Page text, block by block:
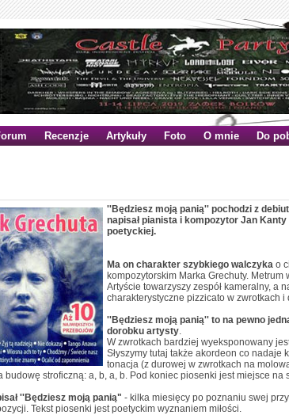
Recenzje Artykuły Foto O mnie Do
''Będziesz moją panią'' pochodzi z
napisał pianista i kompozytor Jan
poetyckiej.
Ma on charakter szybkiego walczyka o
kompozytorskim Marka Grechuty.
Artyście towarzyszy zespół kameralny, a
charakterystyczne pizzicato w zwrotkach
''Będziesz moją panią'' to na pewno
dorobku artysty.
W zwrotkach bardziej wyeksponowany
Słyszymy tutaj także akordeon co
tonacja (z durowej w zwrotkach na
budowę stroficzną: a, b, a, b. Pod koniec piosenki jest miejsce
''Będziesz moją panią" - kilka miesięcy po poznaniu swej
Tekst piosenki jest poetyckim wyznaniem miłości.